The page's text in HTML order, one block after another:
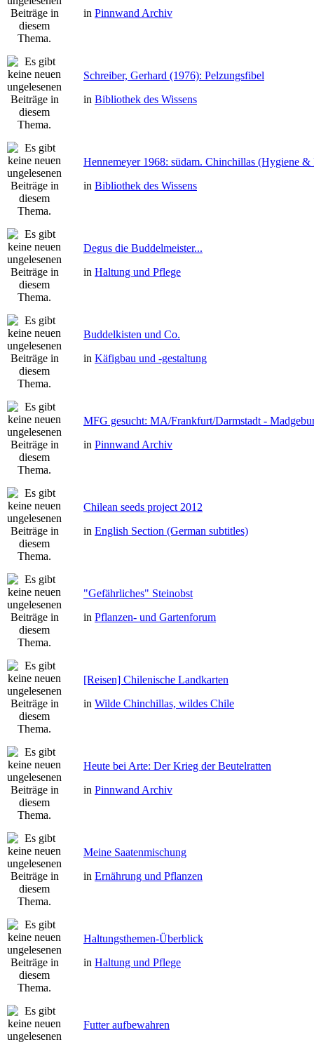
in Pinnwand Archiv
Schreiber, Gerhard (1976): Pelzungsfibel
in Bibliothek des Wissens
Hennemeyer 1968: südam. Chinchillas (Hygiene
in Bibliothek des Wissens
Degus die Buddelmeister...
in Haltung und Pflege
Buddelkisten und Co.
in Käfigbau und -gestaltung
MFG gesucht: MA/Frankfurt/Darmstadt -
in Pinnwand Archiv
Chilean seeds project 2012
in English Section (German subtitles)
"Gefährliches" Steinobst
in Pflanzen- und Gartenforum
[Reisen] Chilenische Landkarten
in Wilde Chinchillas, wildes Chile
Heute bei Arte: Der Krieg der Beutelratten
in Pinnwand Archiv
Meine Saatenmischung
in Ernährung und Pflanzen
Haltungsthemen-Überblick
in Haltung und Pflege
Futter aufbewahren